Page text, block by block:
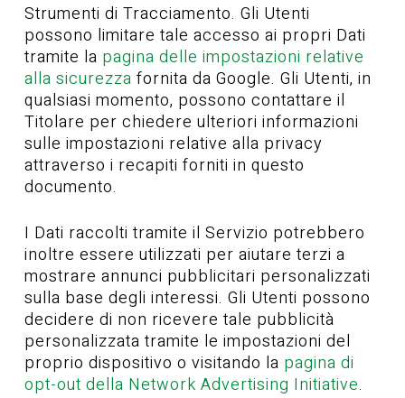
Strumenti di Tracciamento. Gli Utenti
possono limitare tale accesso ai propri Dati
tramite la pagina delle impostazioni relative
alla sicurezza fornita da Google. Gli Utenti, in
qualsiasi momento, possono contattare il
Titolare per chiedere ulteriori informazioni
sulle impostazioni relative alla privacy
attraverso i recapiti forniti in questo
documento.
I Dati raccolti tramite il Servizio potrebbero
inoltre essere utilizzati per aiutare terzi a
mostrare annunci pubblicitari personalizzati
sulla base degli interessi. Gli Utenti possono
decidere di non ricevere tale pubblicità
personalizzata tramite le impostazioni del
proprio dispositivo o visitando la pagina di
opt-out della Network Advertising Initiative.